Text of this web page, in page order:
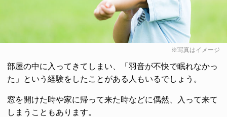
※写真はイメージ
部屋の中に入ってきてしまい、「羽音が不快で眠れなかっ
た」という経験をしたことがある人もいるでしょう。
窓を開けた時や家に帰って来た時などに偶然、入って来て
しまうこともあります。